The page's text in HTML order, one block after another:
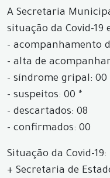
A Secretaria
situação da Covid-19
- acompanhamento
- alta de
- síndrome gripal: 00
- suspeitos: 00 *
- descartados: 08
- confirmados: 00
Situação da Covid-19:
+ Secretaria de